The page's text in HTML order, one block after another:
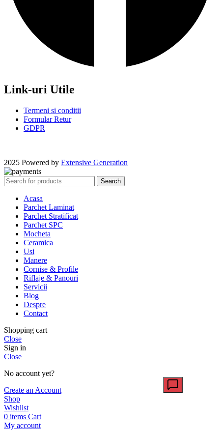
Link-uri Utile
Termeni si conditii
Formular Retur
GDPR
2025 Powered by Extensive Generation
Search
Acasa
Parchet Laminat
Parchet Stratificat
Parchet SPC
Mocheta
Ceramica
Usi
Manere
Cornise & Profile
Riflaje & Panouri
Servicii
Blog
Despre
Contact
Shopping cart
Close
Sign in
Close
No account yet?
Create an Account
Shop
Wishlist
0 items Cart
My account